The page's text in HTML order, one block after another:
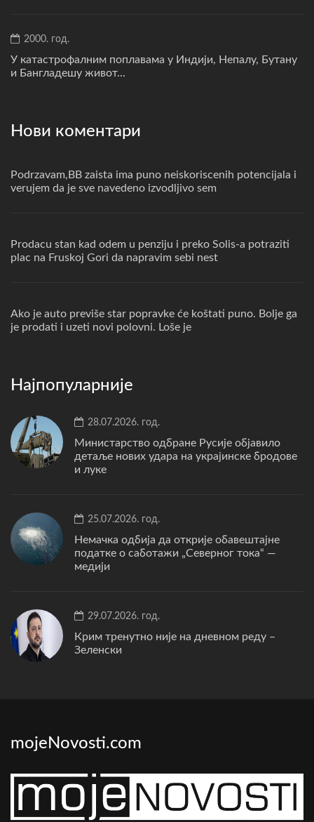
2000. год.
У катастрофалним поплавама у Индији, Непалу, Бутану
и Бангладешу живот...
Нови коментари
Podrzavam,BB zaista ima puno neiskoriscenih potencijala i
verujem da je sve navedeno izvodljivo sem
Prodacu stan kad odem u penziju i preko Solis-a potraziti
plac na Fruskoj Gori da napravim sebi nest
Ako je auto previše star popravke će koštati puno. Bolje ga
je prodati i uzeti novi polovni. Loše je
Најпопуларније
28.07.2026. год.
Министарство одбране Русије објавило
детаље нових удара на украјинске бродове
и луке
25.07.2026. год.
Немачка одбија да открије обавештајне
податке о саботажи „Северног тока“ —
медији
29.07.2026. год.
Крим тренутно није на дневном реду –
Зеленски
mojeNovosti.com